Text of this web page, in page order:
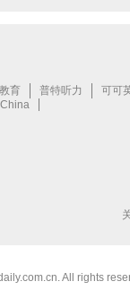
All rights